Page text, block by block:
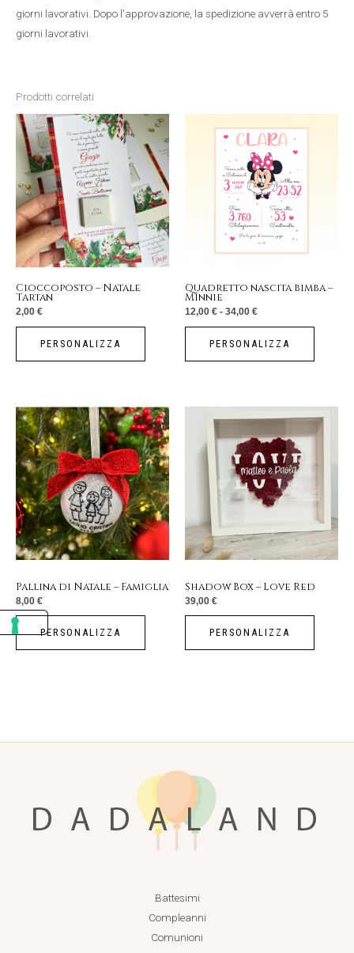
giorni lavorativi. Dopo l'approvazione, la spedizione avverrà entro 5
giorni lavorativi.
Prodotti correlati
Cioccoposto – Natale
Tartan
2,00 €
PERSONALIZZA
Quadretto nascita bimba –
Minnie
12,00 € - 34,00 €
Fascia
di
prezzo:
da
12,00 €
a
34,00 €
PERSONALIZZA
del
Pallina di Natale – Famiglia
8,00 €
PERSONALIZZA
Shadow Box – Love Red
39,00 €
PERSONALIZZA
Battesimi
Compleanni
Comunioni